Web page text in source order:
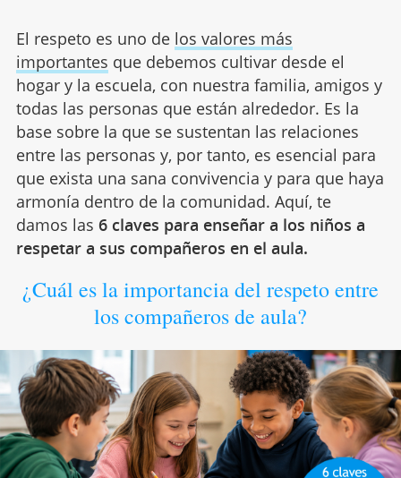
El respeto es uno de los valores más
importantes que debemos cultivar desde el
hogar y la escuela, con nuestra familia, amigos y
todas las personas que están alrededor. Es la
base sobre la que se sustentan las relaciones
entre las personas y, por tanto, es esencial para
que exista una sana convivencia y para que haya
armonía dentro de la comunidad. Aquí, te
damos las 6 claves para enseñar a los niños a
respetar a sus compañeros en el aula.
¿Cuál es la importancia del respeto entre
los compañeros de aula?